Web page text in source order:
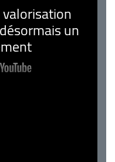
un